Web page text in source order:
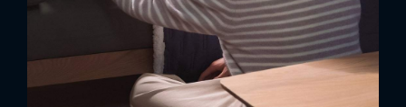
FACEBOOK GOOGLE